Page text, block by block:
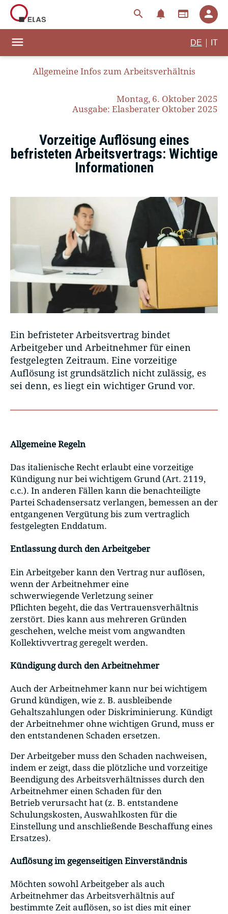
search notifications web person
menu DE IT
Allgemeine Infos zum Arbeitsverhältnis
Montag, 6. Oktober 2025
Ausgabe: Elasberater Oktober 2025
Vorzeitige Auflösung eines
befristeten Arbeitsvertrags: Wichtige
Informationen
Ein befristeter Arbeitsvertrag bindet
Arbeitgeber und Arbeitnehmer für einen
festgelegten Zeitraum. Eine vorzeitige
Auflösung ist grundsätzlich nicht zulässig, es
sei denn, es liegt ein wichtiger Grund vor.
Allgemeine Regeln
Das italienische Recht erlaubt eine vorzeitige
Kündigung nur bei wichtigem Grund (Art. 2119,
c.c.). In anderen Fällen kann die benachteiligte
Partei Schadensersatz verlangen, bemessen an der
entgangenen Vergütung bis zum vertraglich
festgelegten Enddatum.
Entlassung durch den Arbeitgeber
Ein Arbeitgeber kann den Vertrag nur auflösen,
wenn der Arbeitnehmer eine
schwerwiegende Verletzung seiner
Pflichten begeht, die das Vertrauensverhältnis
zerstört. Dies kann aus mehreren Gründen
geschehen, welche meist vom angwandten
Kollektivvertrag geregelt werden.
Kündigung durch den Arbeitnehmer
Auch der Arbeitnehmer kann nur bei wichtigem
Grund kündigen, wie z. B. ausbleibende
Gehaltszahlungen oder Diskriminierung. Kündigt
der Arbeitnehmer ohne wichtigen Grund, muss er
den entstandenen Schaden ersetzen.
Der Arbeitgeber muss den Schaden nachweisen,
indem er zeigt, dass die plötzliche und vorzeitige
Beendigung des Arbeitsverhältnisses durch den
Arbeitnehmer einen Schaden für den
Betrieb verursacht hat (z. B. entstandene
Schulungskosten, Auswahlkosten für die
Einstellung und anschließende Beschaffung eines
Ersatzes).
Auflösung im gegenseitigen Einverständnis
Möchten sowohl Arbeitgeber als auch
Arbeitnehmer das Arbeitsverhältnis auf
bestimmte Zeit auflösen, so ist dies mit einer